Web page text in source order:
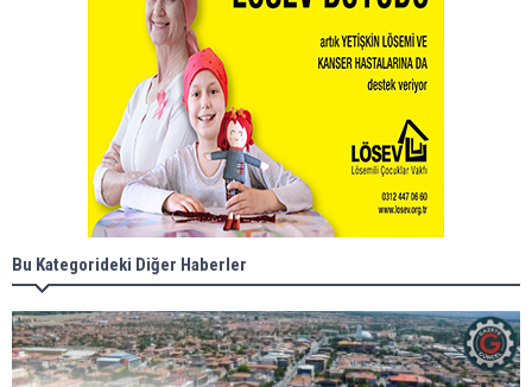
Bu Kategorideki Diğer Haberler